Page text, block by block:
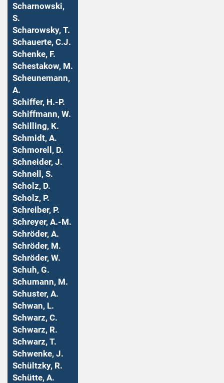
Scharnowski,
S.
Scharowsky, T.
Schauerte, C.J.
Schenke, F.
Schestakow, M.
Scheunemann,
A.
Schiffer, H.-P.
Schiffmann, W.
Schilling, K.
Schmidt, A.
Schmorell, D.
Schneider, J.
Schnell, S.
Scholz, D.
Scholz, P.
Schreiber, P.
Schreyer, A.-M.
Schröder, A.
Schröder, M.
Schröder, W.
Schuh, G.
Schumann, M.
Schuster, A.
Schwan, L.
Schwarz, C.
Schwarz, R.
Schwarz, T.
Schwenke, J.
Schültzky, R.
Schütte, A.